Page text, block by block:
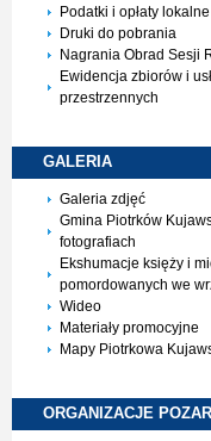
Podatki i opłaty lokalne
Druki do pobrania
Nagrania Obrad Sesji
Ewidencja zbiorów i
przestrzennych
GALERIA
Galeria zdjęć
Gmina Piotrków
fotografiach
Ekshumacje księży i
pomordowanych we
Wideo
Materiały promocyjne
Mapy Piotrkowa
ORGANIZACJE